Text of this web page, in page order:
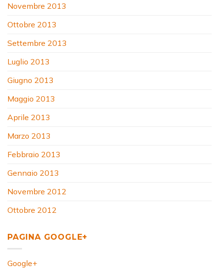
Novembre 2013
Ottobre 2013
Settembre 2013
Luglio 2013
Giugno 2013
Maggio 2013
Aprile 2013
Marzo 2013
Febbraio 2013
Gennaio 2013
Novembre 2012
Ottobre 2012
PAGINA GOOGLE+
Google+